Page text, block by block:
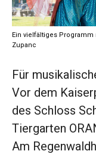
Ein vielfältiges Programm
Zupanc
Für
Vor dem
des Schloss
Tiergarten
Am